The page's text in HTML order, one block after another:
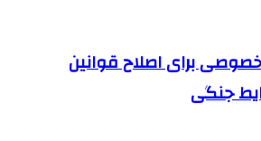
برای اصلاح قوانین
جنگی